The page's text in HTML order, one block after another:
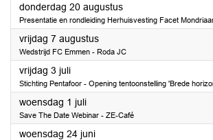
donderdag 20 augustus2026
Presentatie en rondleiding Herhuisvesting Facet
vrijdag 7 augustus2026
Wedstrijd FC Emmen - Roda JC
vrijdag 3 juli2026
Stichting Pentafoor - Opening tentoonstelling 'Brede
woensdag 1 juli2026
Save The Date Webinar - ZE-Café
woensdag 24 juni2026